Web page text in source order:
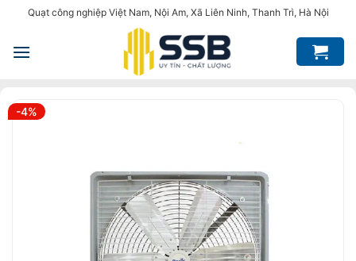
nội
Quạt công nghiệp Việt Nam, Nội Am, Xã Liên Ninh, Thanh Trì, Hà Nội
-4%